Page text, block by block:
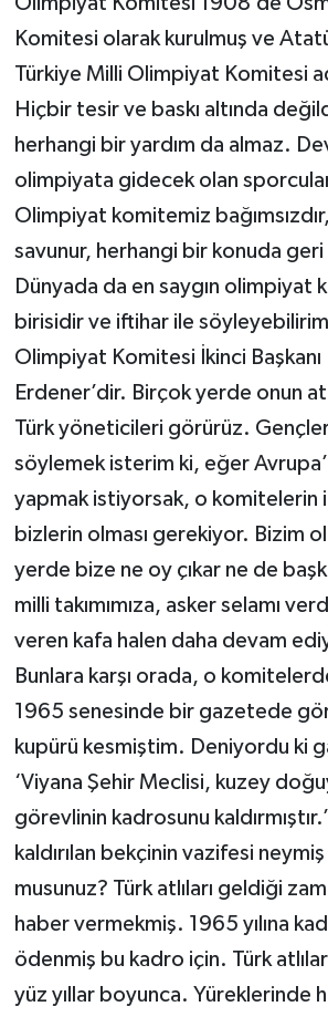
Komitesi olarak kurulmuş ve
Türkiye Milli Olimpiyat Komitesi
Hiçbir tesir ve baskı altında
herhangi bir yardım da almaz.
olimpiyata gidecek olan
Olimpiyat komitemiz
savunur, herhangi bir konuda geri
Dünyada da en saygın olimpiyat
birisidir ve iftihar ile
Olimpiyat Komitesi İkinci
Erdener’dir. Birçok yerde onun
Türk yöneticileri görürüz.
söylemek isterim ki, eğer
yapmak istiyorsak, o komitelerin
bizlerin olması gerekiyor. Bizim
yerde bize ne oy çıkar ne de
milli takımımıza, asker selamı
veren kafa halen daha devam
Bunlara karşı orada, o
1965 senesinde bir gazetede
kupürü kesmiştim. Deniyordu ki
‘Viyana Şehir Meclisi, kuzey
görevlinin kadrosunu
kaldırılan bekçinin vazifesi
musunuz? Türk atlıları geldiği
haber vermekmiş. 1965 yılına
ödenmiş bu kadro için. Türk
yüz yıllar boyunca. Yüreklerinde